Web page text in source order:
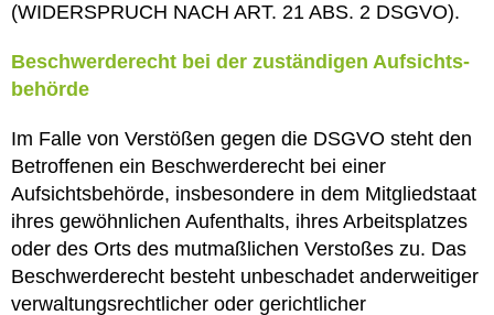
(WIDERSPRUCH NACH ART. 21 ABS. 2 DSGVO).
Beschwerde­recht bei der zuständigen Aufsichts­
behörde
Im Falle von Verstößen gegen die DSGVO steht den
Betroffenen ein Beschwerderecht bei einer
Aufsichtsbehörde, insbesondere in dem Mitgliedstaat
ihres gewöhnlichen Aufenthalts, ihres Arbeitsplatzes
oder des Orts des mutmaßlichen Verstoßes zu. Das
Beschwerderecht besteht unbeschadet anderweitiger
verwaltungsrechtlicher oder gerichtlicher